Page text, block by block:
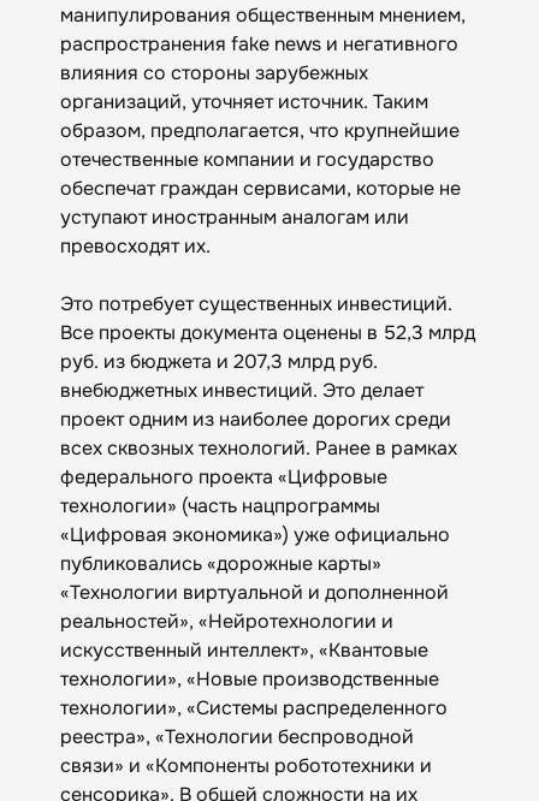
манипулирования общественным мнением,
распространения fake news и негативного
влияния со стороны зарубежных
организаций, уточняет источник. Таким
образом, предполагается, что крупнейшие
отечественные компании и государство
обеспечат граждан сервисами, которые не
уступают иностранным аналогам или
превосходят их.
Это потребует существенных инвестиций.
Все проекты документа оценены в 52,3 млрд
руб. из бюджета и 207,3 млрд руб.
внебюджетных инвестиций. Это делает
проект одним из наиболее дорогих среди
всех сквозных технологий. Ранее в рамках
федерального проекта «Цифровые
технологии» (часть нацпрограммы
«Цифровая экономика») уже официально
публиковались «дорожные карты»
«Технологии виртуальной и дополненной
реальностей», «Нейротехнологии и
искусственный интеллект», «Квантовые
технологии», «Новые производственные
технологии», «Системы распределенного
реестра», «Технологии беспроводной
связи» и «Компоненты робототехники и
сенсорика». В общей сложности на их